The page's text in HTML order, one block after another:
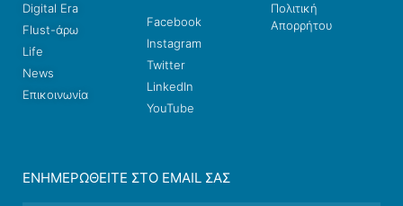
Digital Era
Flust-άρω
Life
News
Επικοινωνία
Facebook
Instagram
Twitter
LinkedIn
YouTube
Πολιτική
Απορρήτου
ΕΝΗΜΕΡΩΘΕΊΤΕ ΣΤΟ EMAIL ΣΑΣ